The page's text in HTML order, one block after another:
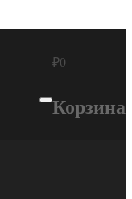
₽0
Корзина